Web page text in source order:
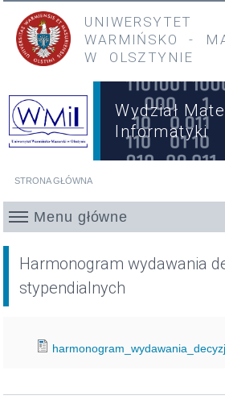
Przejdź do treści
Przejdź do menu głównego
UNIWERSYTET
WARMIŃSKO
-
W OLSZTYNIE
Wydział
Informatyki
STRONA GŁÓWNA
Menu główne
Harmonogram wydawania
stypendialnych